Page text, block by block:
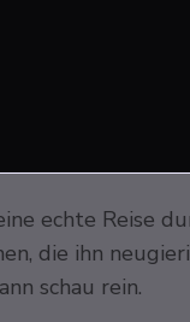
echte Reise
die ihn
schau rein.